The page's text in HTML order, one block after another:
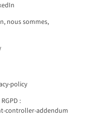
nous sommes,
policy
:
controller-addendum